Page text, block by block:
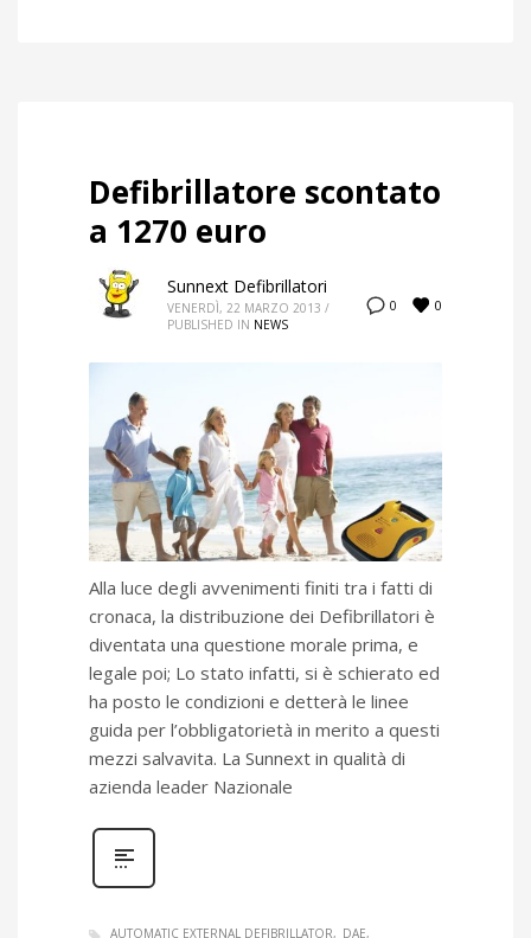
Defibrillatore scontato
a 1270 euro
0 0
Sunnext Defibrillatori
VENERDÌ, 22 MARZO 2013 /
PUBLISHED IN NEWS
Alla luce degli avvenimenti finiti tra i fatti di
cronaca, la distribuzione dei Defibrillatori è
diventata una questione morale prima, e
legale poi; Lo stato infatti, si è schierato ed
ha posto le condizioni e detterà le linee
guida per l’obbligatorietà in merito a questi
mezzi salvavita. La Sunnext in qualità di
azienda leader Nazionale
AUTOMATIC EXTERNAL DEFIBRILLATOR DAE